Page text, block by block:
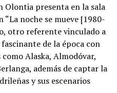
Olontia presenta en la sala
noche se mueve [1980-
otro referente vinculado a
de la época con
Alaska, Almodóvar,
además de captar la
y sus escenarios